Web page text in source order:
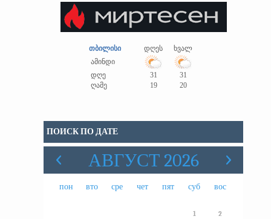
თბილისი დღეს
ხვალ
ამინდი
დღე
31
31
ღამე
19 20
ПОИСК ПО ДАТЕ
АВГУСТ 2026
пон вто сре чет пят суб вос
1 2